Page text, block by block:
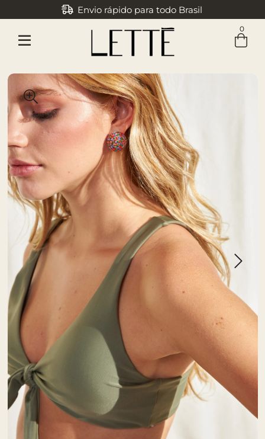
Envio rápido para todo Brasil
0